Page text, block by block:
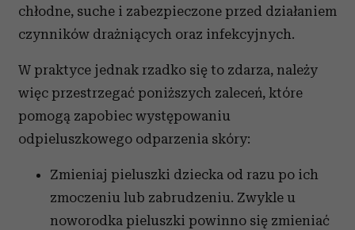
chłodne, suche i zabezpieczone przed działaniem
czynników drażniących oraz infekcyjnych.
W praktyce jednak rzadko się to zdarza, należy
więc przestrzegać poniższych zaleceń, które
pomogą zapobiec występowaniu
odpieluszkowego odparzenia skóry:
Zmieniaj pieluszki dziecka od razu po ich
zmoczeniu lub zabrudzeniu. Zwykle u
noworodka pieluszki powinno się zmieniać